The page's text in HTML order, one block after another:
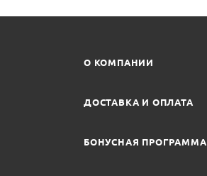
О КОМПАНИИ
ДОСТАВКА И ОПЛАТА
БОНУСНАЯ ПРОГРАММА